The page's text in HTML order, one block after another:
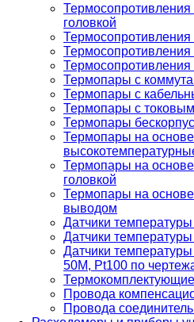
головкой
Термопары с
Термопары с
Термопары с
Термопары
Термопары на
Термопары на
головкой
Термопары на
выводом
Датчики
Датчики
Датчики
50М, Pt100 по
Термокомплектующие
Провода
Провода